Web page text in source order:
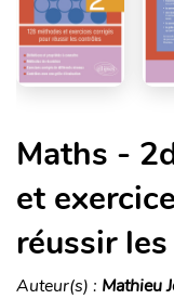
Maths -
et
réussir
Auteur(s) : Mathieu